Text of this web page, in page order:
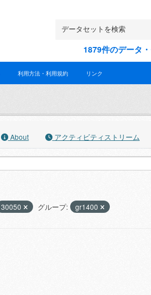
1879件のデータ
利用方法・利用規約 リンク
About アクティビティストリーム
30050 グループ: gr1400